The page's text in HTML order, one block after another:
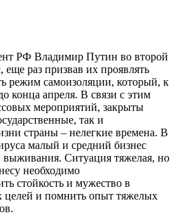
РФ Владимир Путин во второй
еще раз призвав их проявлять
режим самоизоляции, который, к
конца апреля. В связи с этим
мероприятий, закрыты
так и
страны – нелегкие времена. В
малый и средний бизнес
выживания. Ситуация тяжелая, но
необходимо
стойкость и мужество в
целей и помнить опыт тяжелых